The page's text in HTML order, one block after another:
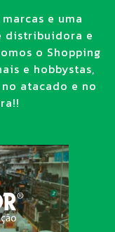
e uma
distribuidora e
o Shopping
e hobbystas,
atacado e no